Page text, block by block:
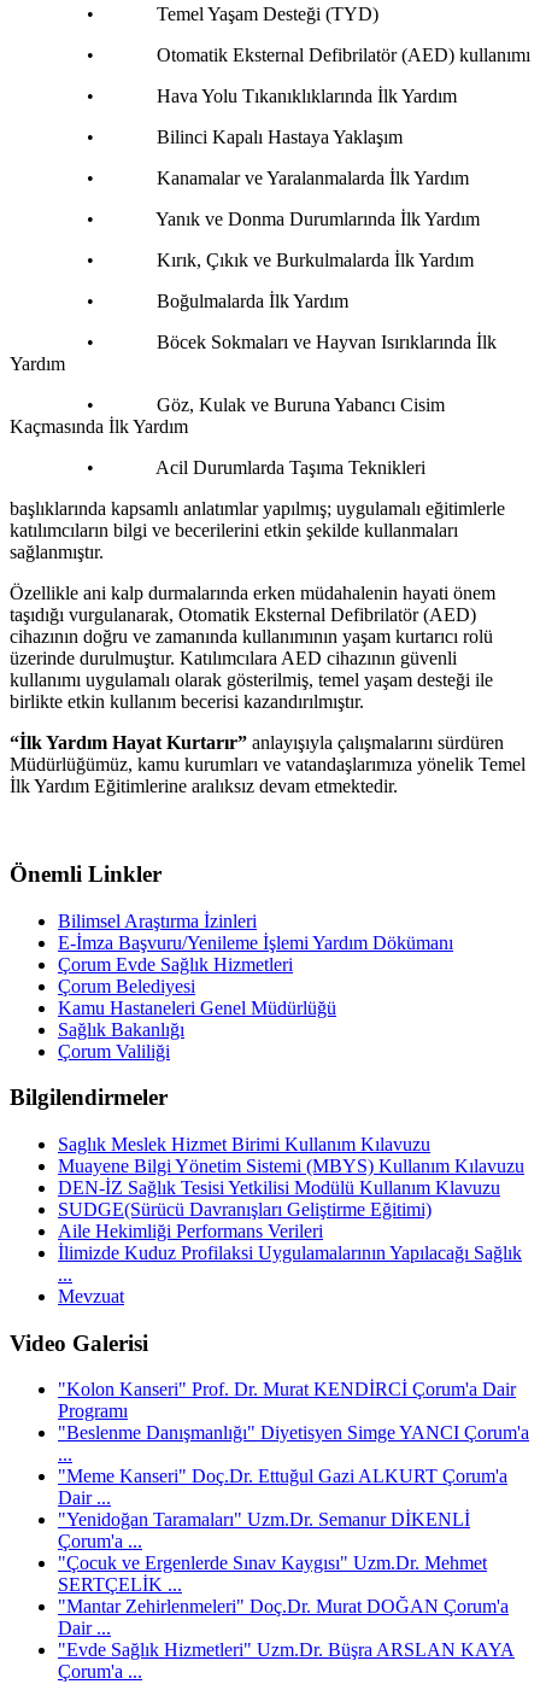
• Temel Yaşam Desteği (TYD)
• Otomatik Eksternal Defibrilatör (AED) kullanımı
• Hava Yolu Tıkanıklıklarında İlk Yardım
• Bilinci Kapalı Hastaya Yaklaşım
• Kanamalar ve Yaralanmalarda İlk Yardım
• Yanık ve Donma Durumlarında İlk Yardım
• Kırık, Çıkık ve Burkulmalarda İlk Yardım
• Boğulmalarda İlk Yardım
• Böcek Sokmaları ve Hayvan Isırıklarında İlk
Yardım
• Göz, Kulak ve Buruna Yabancı Cisim
Kaçmasında İlk Yardım
• Acil Durumlarda Taşıma Teknikleri
başlıklarında kapsamlı anlatımlar yapılmış; uygulamalı eğitimlerle
katılımcıların bilgi ve becerilerini etkin şekilde kullanmaları
sağlanmıştır.
Özellikle ani kalp durmalarında erken müdahalenin hayati önem
taşıdığı vurgulanarak, Otomatik Eksternal Defibrilatör (AED)
cihazının doğru ve zamanında kullanımının yaşam kurtarıcı rolü
üzerinde durulmuştur. Katılımcılara AED cihazının güvenli
kullanımı uygulamalı olarak gösterilmiş, temel yaşam desteği ile
birlikte etkin kullanım becerisi kazandırılmıştır.
“İlk Yardım Hayat Kurtarır” anlayışıyla çalışmalarını sürdüren
Müdürlüğümüz, kamu kurumları ve vatandaşlarımıza yönelik Temel
İlk Yardım Eğitimlerine aralıksız devam etmektedir.
Önemli Linkler
Bilimsel Araştırma İzinleri
E-İmza Başvuru/Yenileme İşlemi Yardım Dökümanı
Çorum Evde Sağlık Hizmetleri
Çorum Belediyesi
Kamu Hastaneleri Genel Müdürlüğü
Sağlık Bakanlığı
Çorum Valiliği
Bilgilendirmeler
Saglık Meslek Hizmet Birimi Kullanım Kılavuzu
Muayene Bilgi Yönetim Sistemi (MBYS) Kullanım Kılavuzu
DEN-İZ Sağlık Tesisi Yetkilisi Modülü Kullanım Klavuzu
SUDGE(Sürücü Davranışları Geliştirme Eğitimi)
Aile Hekimliği Performans Verileri
İlimizde Kuduz Profilaksi Uygulamalarının Yapılacağı Sağlık
...
Mevzuat
Video Galerisi
"Kolon Kanseri" Prof. Dr. Murat KENDİRCİ Çorum'a Dair
Programı
"Beslenme Danışmanlığı" Diyetisyen Simge YANCI Çorum'a
...
"Meme Kanseri" Doç.Dr. Ettuğul Gazi ALKURT Çorum'a
Dair ...
"Yenidoğan Taramaları" Uzm.Dr. Semanur DİKENLİ
Çorum'a ...
"Çocuk ve Ergenlerde Sınav Kaygısı" Uzm.Dr. Mehmet
SERTÇELİK ...
"Mantar Zehirlenmeleri" Doç.Dr. Murat DOĞAN Çorum'a
Dair ...
"Evde Sağlık Hizmetleri" Uzm.Dr. Büşra ARSLAN KAYA
Çorum'a ...